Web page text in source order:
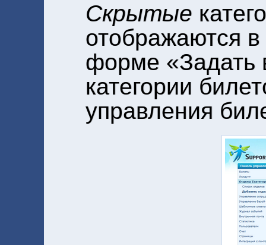
Скрытые
отображаются
форме «Задать
категории
управления